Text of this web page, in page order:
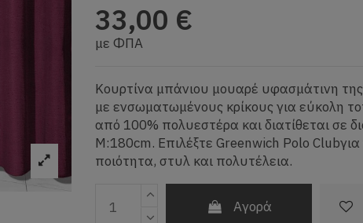
33,00 €
με ΦΠΑ
Κουρτίνα μπάνιου μουαρέ υφασμάτινη
με ενσωματωμένους κρίκους για εύκολη
από 100% πολυεστέρα και διατίθεται σε
Μ:180cm. Επιλέξτε Greenwich Polo
ποιότητα, στυλ και πολυτέλεια.
Αγορά